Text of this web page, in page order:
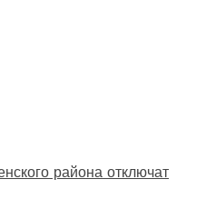
района отключат